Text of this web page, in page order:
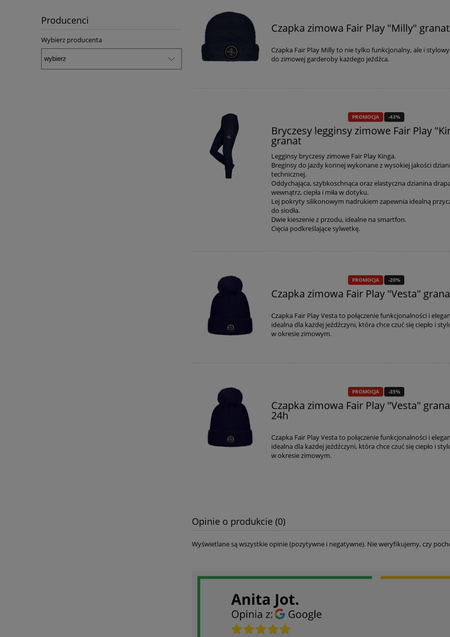
Producenci
Wybierz producenta
Czapka zimowa Fair Play "Milly"
Czapka Fair Play Milly to nie tylko funkcjonalny, ale i
do zimowej garderoby każdego jeźdźca.
PROMOCJA -43%
Bryczesy legginsy zimowe Fair Play
granat
Legginsy bryczesy zimowe Fair Play Kinga.
Breginsy do jazdy konnej wykonane z wysokiej jakości
technicznej.
Oddychająca, szybkoschnąca oraz elastyczna dzianina
wewnątrz, ciepła i miła w dotyku.
Lej pokryty silikonowym nadrukiem zapewnia idealną
do siodła.
Dwie kieszenie z przodu, idealne na smartfon.
Cięcia podkreślające sylwetkę.
PROMOCJA -20%
Czapka zimowa Fair Play "Vesta"
Czapka Fair Play Vesta to połączenie funkcjonalności i
idealna dla każdej jeźdźczyni, która chce czuć się ciepło i
w okresie zimowym.
PROMOCJA -35%
Czapka zimowa Fair Play "Vesta"
24h
Czapka Fair Play Vesta to połączenie funkcjonalności i
idealna dla każdej jeźdźczyni, która chce czuć się ciepło i
w okresie zimowym.
Opinie o produkcie (0)
Wyświetlane są wszystkie opinie (pozytywne i negatywne). Nie weryfikujemy, czy